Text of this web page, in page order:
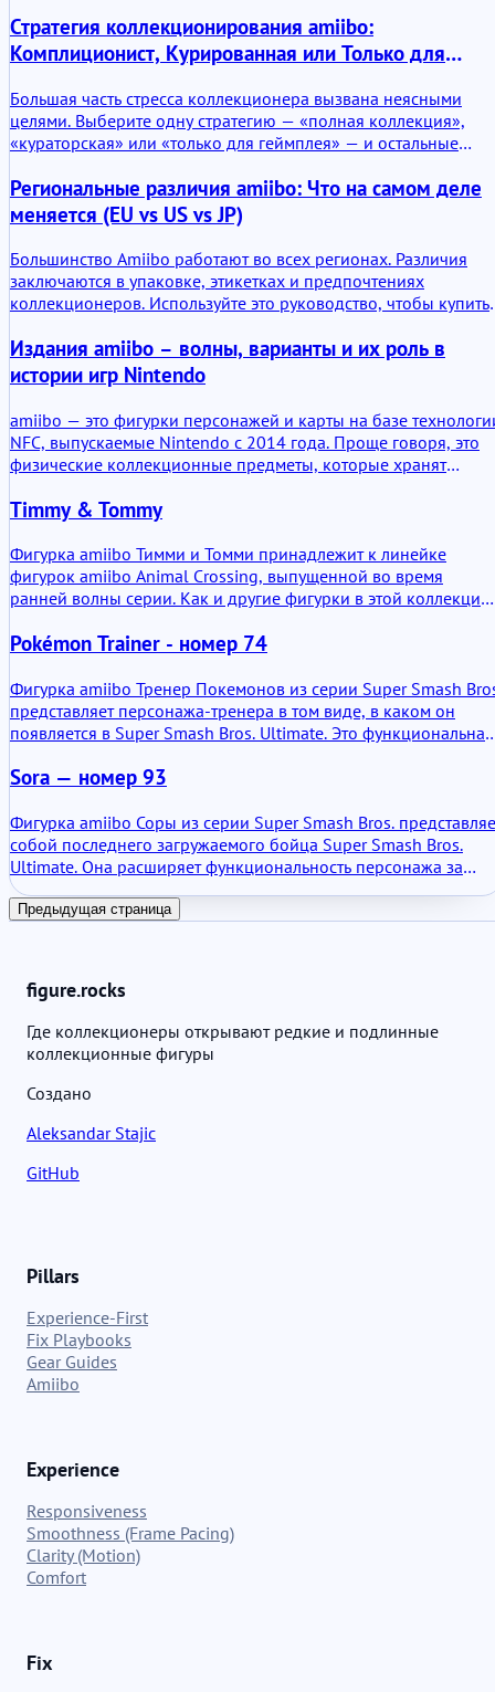
Стратегия коллекционирования amiibo:
Комплиционист, Курированная или Только для
Большая часть стресса коллекционера вызвана неясными
целями. Выберите одну стратегию — «полная коллекция»,
«кураторская» или «только для геймплея» — и остальные
Региональные различия amiibo: Что на самом деле
меняется (EU vs US vs JP)
Большинство Amiibo работают во всех регионах. Различия
заключаются в упаковке, этикетках и предпочтениях
коллекционеров. Используйте это руководство, чтобы купить
Издания amiibo – волны, варианты и их роль в
истории игр Nintendo
amiibo — это фигурки персонажей и карты на базе
NFC, выпускаемые Nintendo с 2014 года. Проще говоря, это
физические коллекционные предметы, которые хранят
Концепция техническая, но не сложная: небольшой чип
функции сформировалась структурированная система
изданий, волн и переизданий, отражающая историю игр
Nintendo.
Timmy & Tommy
Фигурка amiibo Тимми и Томми принадлежит к линейке
фигурок amiibo Animal Crossing, выпущенной во время
ранней волны серии. Как и другие фигурки в этой коллекции,
фигурку с совместимыми играми Nintendo. Сканирование
неизменно обеспечивает взаимодействия, связанные с
персонажами. Ценность этой amiibo заключается в основном
её способности призывать близнецов-лавочников в
тематические элементы, связанные с ними.
Pokémon Trainer - номер 74
Фигурка amiibo Тренер Покемонов из серии Super Smash
представляет персонажа-тренера в том виде, в каком он
появляется в Super Smash Bros. Ultimate. Это функциональная
совместимыми играми Nintendo. С практической точки
со временем. Не просто декоративный объект, но и не
сложное устройство. Она делает то, для чего была создана
система amiibo.
Sora — номер 93
Фигурка amiibo Соры из серии Super Smash Bros.
собой последнего загружаемого бойца Super Smash Bros.
Ultimate. Она расширяет функциональность персонажа за
пределы экрана. Её ценность заключается в хранении
развитии бойца и совместимости между различными играми
Предыдущая страница
figure.rocks
Где коллекционеры открывают редкие и подлинные
коллекционные фигуры
Создано
Aleksandar Stajic
GitHub
Pillars
Experience-First
Fix Playbooks
Gear Guides
Amiibo
Experience
Responsiveness
Smoothness (Frame Pacing)
Clarity (Motion)
Comfort
Fix